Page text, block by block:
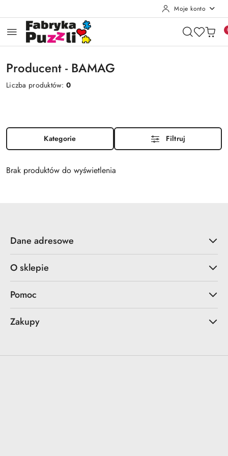
Moje konto
Producent - BAMAG
Liczba produktów:0
Kategorie Filtruj
Brak produktów do wyświetlenia
Dane adresowe
O sklepie
Pomoc
Zakupy